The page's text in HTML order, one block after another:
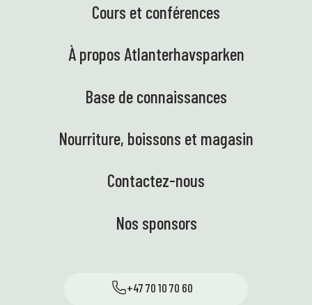
Cours et conférences
À propos Atlanterhavsparken
Base de connaissances
Nourriture, boissons et magasin
Contactez-nous
Nos sponsors
+47 70 10 70 60